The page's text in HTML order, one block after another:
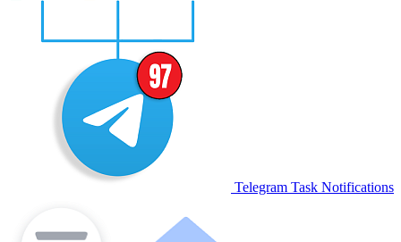
Telegram Task Notifications